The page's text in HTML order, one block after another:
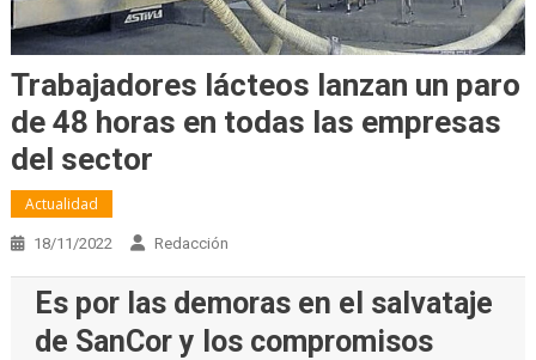
Trabajadores lácteos lanzan un paro
de 48 horas en todas las empresas
del sector
Actualidad
18/11/2022 Redacción
Es por las demoras en el salvataje
de SanCor y los compromisos